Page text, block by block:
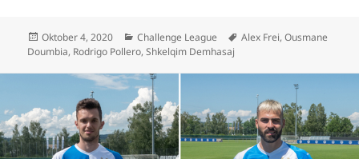
Veröffentlicht
am
Oktober 4, 2020 Kategorien
Challenge League Schlagwörter
Alex Frei,Ousmane
Doumbia, Rodrigo Pollero,Shkelqim Demhasaj